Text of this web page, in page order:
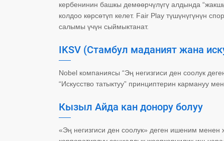
кербенинин башкы демөөрчүлүгү алдында
колдоо көрсөтүп келет. Fair Play түшүнүгүнүн
салымы үчүн сыймыктанат.
IKSV (Стамбул маданият жана
Nobel компаниясы “Эң негизгиси ден соолук
“Искусство татыктуу” принциптерин кармануу
Кызыл Айда кан донору болуу
«Эң негизгиси ден соолук» деген ишеним